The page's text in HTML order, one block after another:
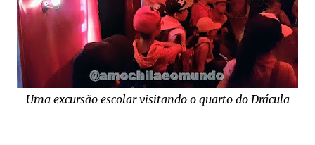
Uma excursão escolar visitando o quarto do Drácula